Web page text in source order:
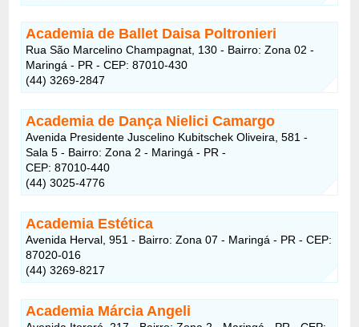
Academia de Ballet Daisa Poltronieri
Rua São Marcelino Champagnat, 130 - Bairro: Zona 02 -
Maringá - PR - CEP: 87010-430
(44) 3269-2847
Academia de Dança Nielici Camargo
Avenida Presidente Juscelino Kubitschek Oliveira, 581 -
Sala 5 - Bairro: Zona 2 - Maringá - PR -
CEP: 87010-440
(44) 3025-4776
Academia Estética
Avenida Herval, 951 - Bairro: Zona 07 - Maringá - PR - CEP:
87020-016
(44) 3269-8217
Academia Márcia Angeli